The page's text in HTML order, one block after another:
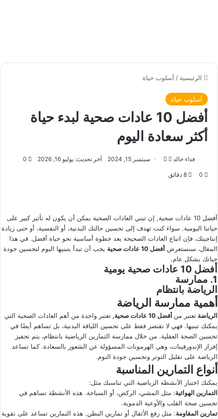
الرئيسية / أسلوب حياة
أسلوب حياة
أفضل 10 عادات صحية لبدء حياة
أكثر سعادة اليوم
فداء خالد
ت
ل
ى
X
ر
ي
د
ا
إ
ك
ر
و
ن
ي
ا
سبتمبر 15, 2024 آخر تحديث: يوليو 16, 2026 0
0
أفضل 10 عادات صحية, إن تبني العادات الصحية يمكن أن يكون له تأثير كبير على
حياتنا اليومية. سواء كنت تهدف إلى تحسين حالتك البدنية، أو النفسية، أو حتى زيادة
إنتاجيتك، فإن اتباع العادات الصحيحة يعد خطوة أساسية نحو حياة أفضل. في هذا
المقال، سنستعرض أفضل 10 عادات صحية
يجب أن تبدأ بتبنيها اليوم لتحسين جودة
حياتك بشكل عام.
أفضل 10 عادات صحية يومية
1. ممارسة
الرياضة بانتظام
أهمية ممارسة الرياضة
الرياضة تعتبر من أفضل 10 عادات صحية, تعتبر واحدة من أهم العادات الصحية التي
يمكنك تبنيها. فهي لا تقتصر فقط على تحسين اللياقة البدنية، بل تساهم أيضًا في
تحسين الصحة العقلية. من خلال ممارسة التمارين الرياضية بانتظام، يتم تحفيز
إفراز الإندورفينات، وهي الهرمونات المسؤولة عن الشعور بالسعادة.كما تساعد
الرياضة على تقليل التوتر وتحسين جودة النوم.
أنواع التمارين المناسبة
يمكنك اختيار الأنشطة الرياضية التي تناسبك مثل:
التمارين الهوائية: مثل المشي، الركض، أو السباحة. هذه الأنشطة تساهم في
تحسين صحة القلب والأوعية الدموية.
تمارين المقاومة: مثل رفع الأثقال أو تمارين البطن. هذه التمارين تساعد على تقوية